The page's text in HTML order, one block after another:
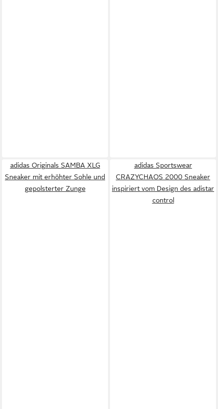
adidas Originals SAMBA XLG
Sneaker mit erhöhter Sohle und
gepolsterter Zunge
adidas Sportswear
CRAZYCHAOS 2000 Sneaker
inspiriert vom Design des adistar
control